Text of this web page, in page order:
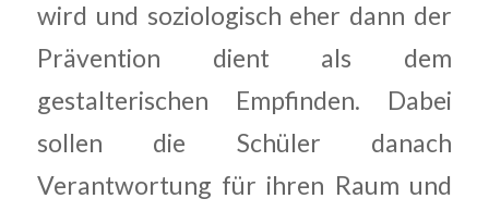
wird und soziologisch eher dann der
Prävention dient als dem
gestalterischen Empfinden. Dabei
sollen die Schüler danach
Verantwortung für ihren Raum und